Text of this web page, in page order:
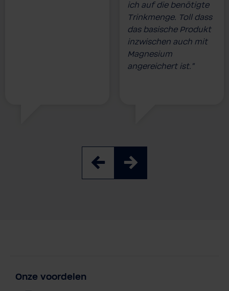
ich auf die benötigte
Trinkmenge. Toll dass
das basische Produkt
inzwischen auch mit
Magnesium
angereichert ist.”
Onze voordelen